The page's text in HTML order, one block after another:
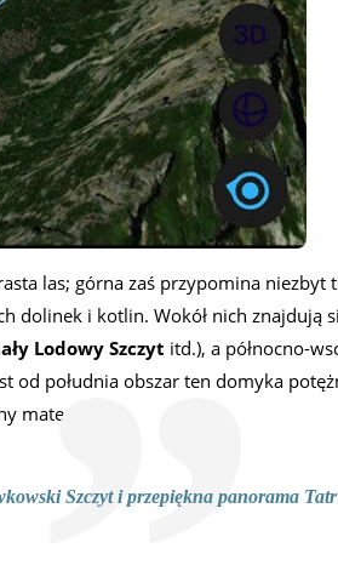
las; górna zaś przypomina niezbyt
dolinek i kotlin. Wokół nich znajdują
Lodowy Szczyt itd.), a północno-
od południa obszar ten domyka
materiał:
Szczyt i przepiękna panorama Tatr